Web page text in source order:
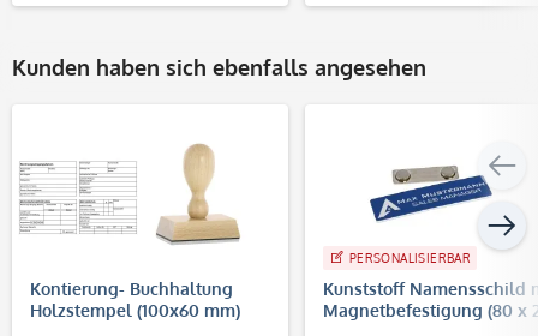
Kunden haben sich ebenfalls angesehen
Kontierung- Buchhaltung
Holzstempel (100x60 mm)
PERSONALISIERBAR
Kunststoff Namensschild
Magnetbefestigung (80 x